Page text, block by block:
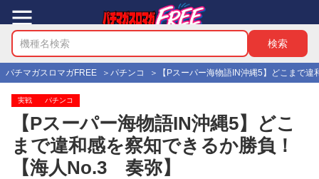
パチマガスロマガFREE パチンコ 【Pスーパー海物語IN沖縄5】どこまで
実戦 パチンコ
【Pスーパー海物語IN沖縄5】どこ
まで違和感を察知できるか勝負！
【海人No.3 奏弥】